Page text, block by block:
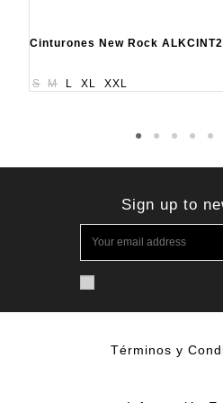
Cinturones New Rock
S M L XL XXL
Sign up to
Términos y